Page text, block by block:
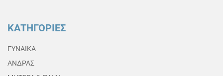
ΚΑΤΗΓΟΡΙΕΣ
ΓΥΝΑΙΚΑ
ΑΝΔΡΑΣ